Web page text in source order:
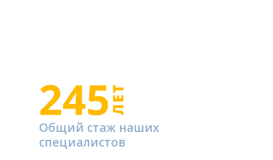
Общий стаж наших
специалистов